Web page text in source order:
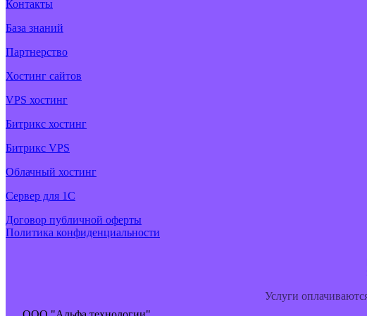
Контакты
База знаний
Партнерство
Хостинг сайтов
VPS хостинг
Битрикс хостинг
Битрикс VPS
Облачный хостинг
Cервер для 1С
Договор публичной оферты
Политика конфиденциальности
Услуги